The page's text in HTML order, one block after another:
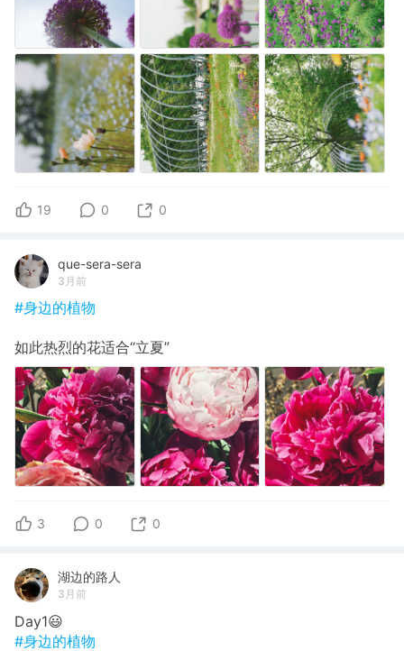
19 0 0
que-sera-sera
3月前
#身边的植物
如此热烈的花适合“立夏”
3 0 0
湖边的路人
3月前
Day1😃
#身边的植物